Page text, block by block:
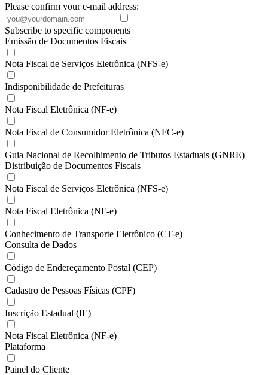
Please confirm your e-mail address:
Subscribe to specific components
Emissão de Documentos Fiscais
Nota Fiscal de Serviços Eletrônica (NFS-e)
Indisponibilidade de Prefeituras
Nota Fiscal Eletrônica (NF-e)
Nota Fiscal de Consumidor Eletrônica (NFC-e)
Guia Nacional de Recolhimento de Tributos Estaduais (GNRE)
Distribuição de Documentos Fiscais
Nota Fiscal de Serviços Eletrônica (NFS-e)
Nota Fiscal Eletrônica (NF-e)
Conhecimento de Transporte Eletrônico (CT-e)
Consulta de Dados
Código de Endereçamento Postal (CEP)
Cadastro de Pessoas Físicas (CPF)
Inscrição Estadual (IE)
Nota Fiscal Eletrônica (NF-e)
Plataforma
Painel do Cliente